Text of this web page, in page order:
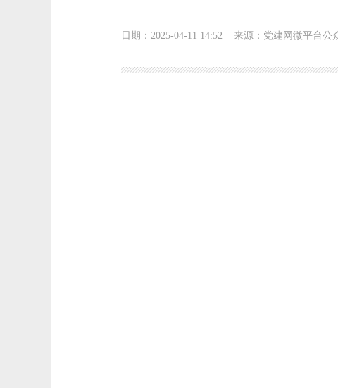
日期：2025-04-11 14:52 来源：党建网微平台公